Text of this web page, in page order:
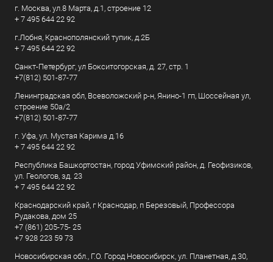
г. Москва, ул.8 Марта, д.1, строение 12
+ 7 495 644 22 92
г.Лобня, Краснополянский тупик, д.2Б
+ 7 495 644 22 92
Санкт-Петербург, ул Бокситогорская, д. 27, стр. 1
+7(812) 501-87-77
Ленинградская обл, Всеволожский р-н, Янино-1 гп, Шоссейная ул,
строение 50а/2
+7(812) 501-87-77
г. Уфа, ул. Мустая Карима д.16
+ 7 495 644 22 92
Республика Башкортостан, город Уфимский район, д. Геофизиков,
ул. Геологов, зд. 23
+ 7 495 644 22 92
Краснодарский край, г Краснодар, п Березовый, Профессора
Рудакова, дом 25
+7 (861) 205-75- 25
+7 928 223 59 73
Новосибирская обл., Г.О. Город Новосибирск, ул. Планетная, д.30,